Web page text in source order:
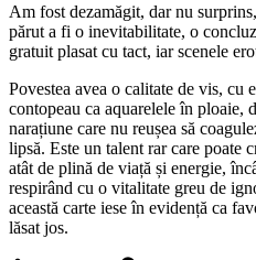
Am fost dezamăgit, dar nu
părut a fi o inevitabilitate, o
gratuit plasat cu tact, iar scenele
Povestea avea o calitate de vis, cu
contopeau ca aquarelele în ploaie,
narațiune care nu reușea să
lipsă. Este un talent rar care poate
atât de plină de viață și energie,
respirând cu o vitalitate greu de
această carte iese în evidență ca
lăsat jos.